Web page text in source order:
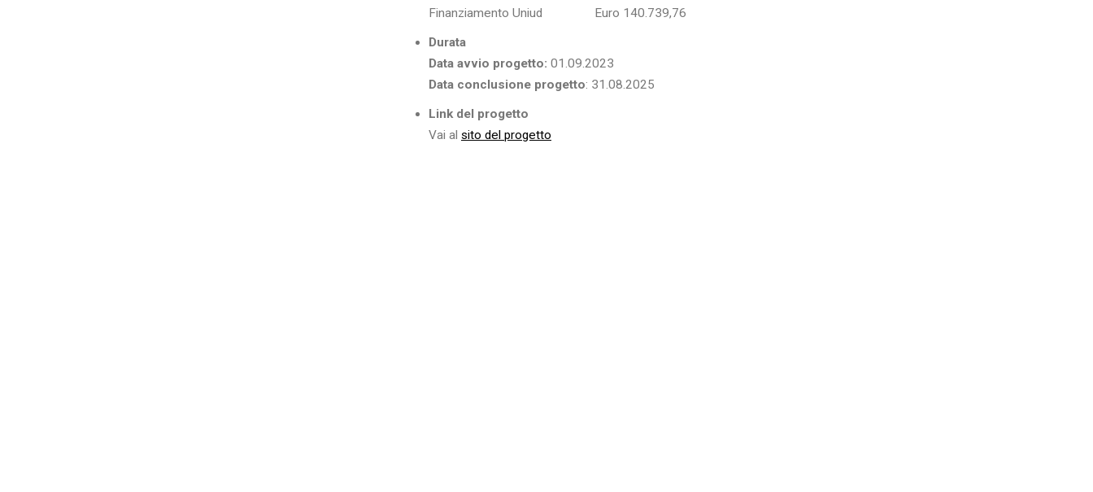
Finanziamento Uniud Euro 140.739,76
Durata
Data avvio progetto: 01.09.2023
Data conclusione progetto: 31.08.2025
Link del progetto
Vai al sito del progetto